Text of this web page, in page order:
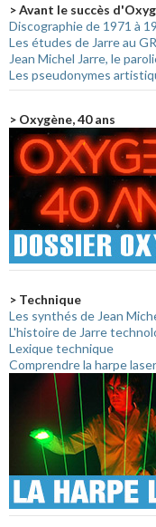
> Avant le succès
Discographie de 1971 à
Les études de Jarre au
Jean Michel Jarre, le
Les pseudonymes
> Oxygène, 40 ans
> Technique
Les synthés de Jean
L'histoire de Jarre
Lexique technique
Comprendre la harpe laser